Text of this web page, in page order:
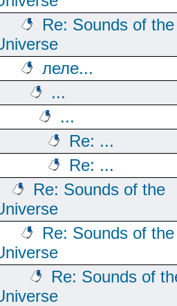
Re: Sounds of the
леле...
...
...
Re: ...
Re: ...
Re: Sounds of the
Re: Sounds of the
Re: Sounds of